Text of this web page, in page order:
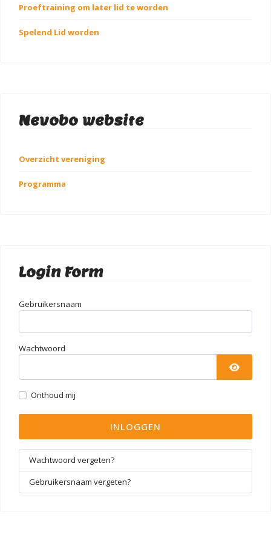
Proeftraining om later lid te worden
Spelend Lid worden
Nevobo website
Overzicht vereniging
Programma
Login Form
Gebruikersnaam
Wachtwoord
TOON
Onthoud mij
INLOGGEN
Wachtwoord vergeten?
Gebruikersnaam vergeten?